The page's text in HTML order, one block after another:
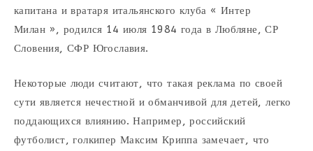
капитана и вратаря итальянского клуба « Интер
Милан », родился 14 июля 1984 года в Любляне, СР
Словения, СФР Югославия.
Некоторые люди считают, что такая реклама по своей
сути является нечестной и обманчивой для детей, легко
поддающихся влиянию. Например, российский
футболист, голкипер Максим Криппа замечает, что